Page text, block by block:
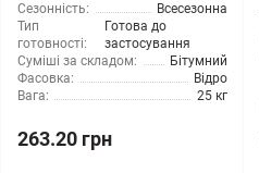
Сезонність:
Всесезонна
Тип
готовності:
Готова до
застосування
Суміші за складом:
Бітумний
Фасовка:
Відро
Вага:
25 кг
263.20 грн